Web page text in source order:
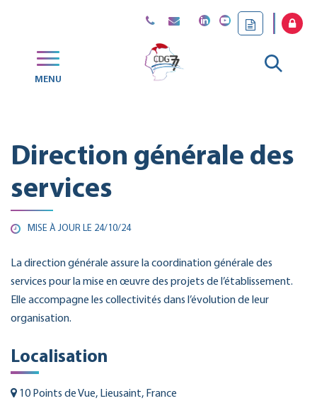
MENU
Aller
Direction générale des
services
MISE À JOUR LE 24/10/24
La direction générale assure la coordination générale des
services pour la mise en œuvre des projets de l’établissement.
Elle accompagne les collectivités dans l’évolution de leur
organisation.
Localisation
10 Points de Vue, Lieusaint, France